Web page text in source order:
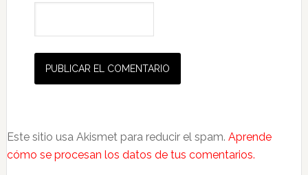
Este sitio usa Akismet para reducir el spam. Aprende
cómo se procesan los datos de tus comentarios.